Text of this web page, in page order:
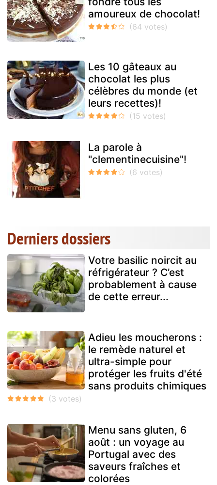
amoureux de chocolat!
Les 10 gâteaux au
chocolat les plus
célèbres du monde (et
leurs recettes)!
La parole à
"clementinecuisine"!
Derniers dossiers
Votre basilic noircit au
réfrigérateur ? C’est
probablement à cause
de cette erreur...
Adieu les moucherons :
le remède naturel et
ultra-simple pour
protéger les fruits d'été
sans produits chimiques
Menu sans gluten, 6
août : un voyage au
Portugal avec des
saveurs fraîches et
colorées